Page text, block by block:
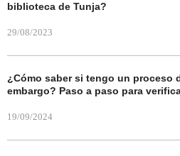
biblioteca de Tunja?
29/08/2023
¿Cómo saber si tengo un proceso
embargo? Paso a paso para
19/09/2024